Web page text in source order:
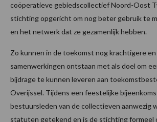
coöperatieve gebiedscollectief Noord-Oost
stichting opgericht om nog beter gebruik te
en het netwerk dat ze gezamenlijk hebben.
Zo kunnen in de toekomst nog krachtigere
samenwerkingen ontstaan met als doel om
bijdrage te kunnen leveren aan
Overijssel. Tijdens een feestelijke
bestuursleden van de collectieven aanwezig
statuten getekend en is de stichting formeel